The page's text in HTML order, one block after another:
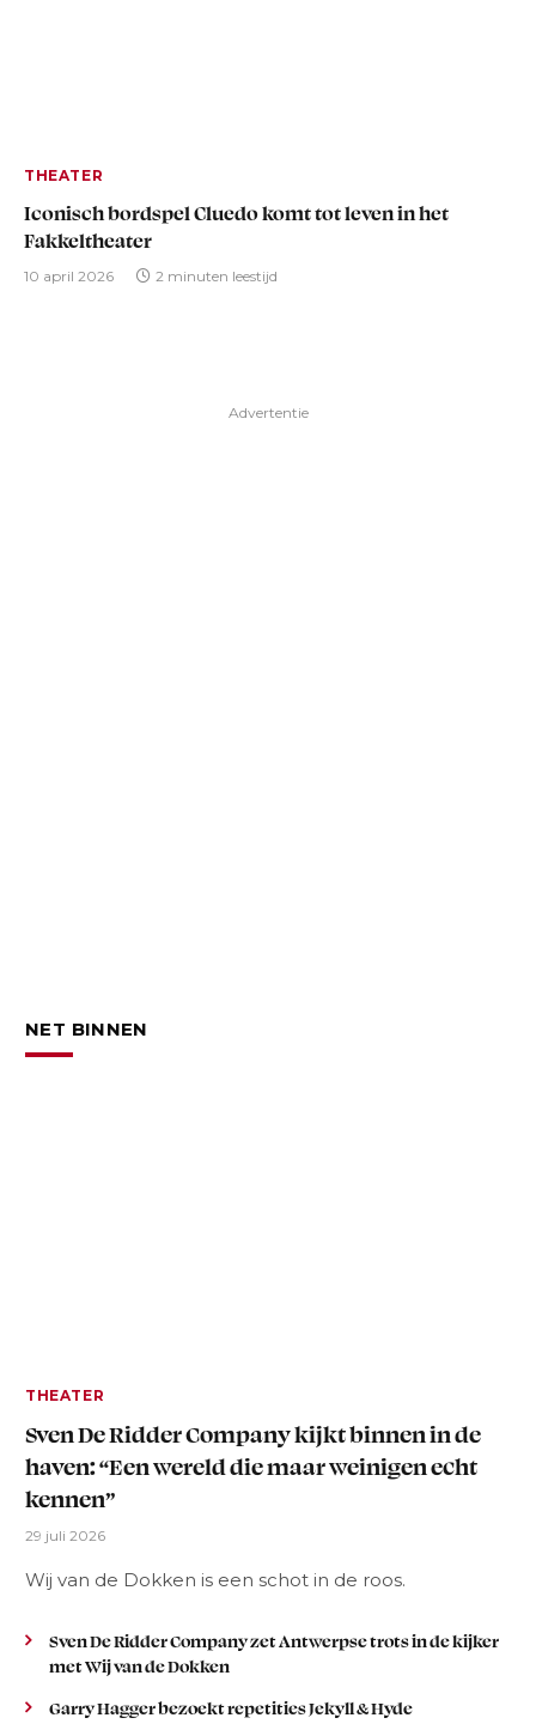
THEATER
Iconisch bordspel Cluedo komt tot leven in het
Fakkeltheater
10 april 2026 2 minuten leestijd
Advertentie
NET BINNEN
THEATER
Sven De Ridder Company kijkt binnen in de
haven: “Een wereld die maar weinigen echt
kennen”
29 juli 2026
Wij van de Dokken is een schot in de roos.
Sven De Ridder Company zet Antwerpse trots in de kijker
met Wij van de Dokken
Garry Hagger bezoekt repetities Jekyll & Hyde